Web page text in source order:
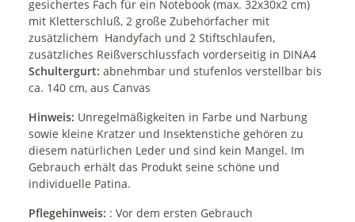
gesichertes Fach für ein Notebook (max. 32x30x2 cm)
mit Kletterschluß, 2 große Zubehörfacher mit
zusätzlichem Handyfach und 2 Stiftschlaufen,
zusätzliches Reißverschlussfach vorderseitig in DINA4
Schultergurt: abnehmbar und stufenlos verstellbar bis
ca. 140 cm, aus Canvas
Hinweis: Unregelmäßigkeiten in Farbe und Narbung
sowie kleine Kratzer und Insektenstiche gehören zu
diesem natürlichen Leder und sind kein Mangel. Im
Gebrauch erhält das Produkt seine schöne und
individuelle Patina.
Pflegehinweis: : Vor dem ersten Gebrauch